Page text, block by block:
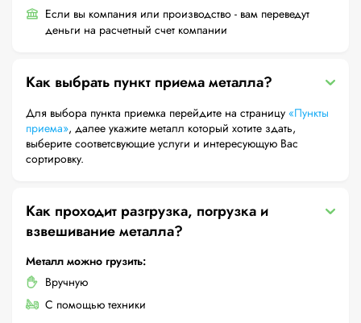
Если вы компания или производство - вам переведут
деньги на расчетный счет компании
Как выбрать пункт приема металла?
Для выбора пункта приемка перейдите на страницу «Пункты
приема», далее укажите металл который хотите здать,
выберите соответсвующие услуги и интересующую Вас
сортировку.
Как проходит разгрузка, погрузка и
взвешивание металла?
Металл можно грузить:
Вручную
С помощью техники